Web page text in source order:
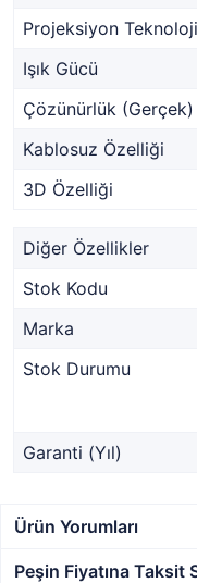
Projeksiyon
Işık Gücü
Çözünürlük (Gerçek)
Kablosuz Özelliği
3D Özelliği
Diğer Özellikler
Stok Kodu
Marka
Stok Durumu
Garanti (Yıl)
Ürün Yorumları
Peşin Fiyatına Taksit